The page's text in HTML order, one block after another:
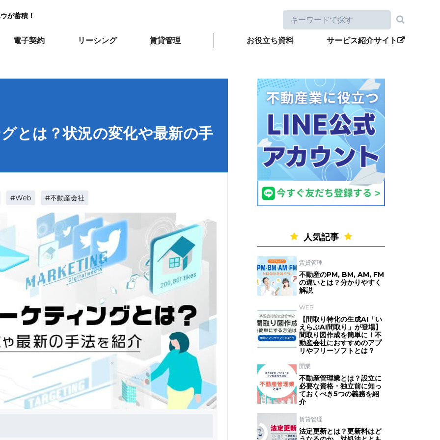
が蓄積！
電子契約 リーシング 賃貸管理 お役立ち資料 サービス紹介サイト
とは？状況の変化や最新の手
#Web #不動産会社
人気記事
賃貸管理
不動産のPM, BM, AM, FM
の違いとは？分かりやすく
解説
WEB
【間取り特化の生成AI「い
えらぶAI間取り」が登場】
間取り図作成を簡単に！不
動産会社におすすめのアプ
リやフリーソフトとは？
開業
不動産管理業とは？設立に
必要な資格・独立前に知っ
ておくべき5つの義務を紹
介
賃貸管理
法定更新とは？更新料はど